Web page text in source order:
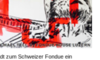
zum Schweizer Fondue ein